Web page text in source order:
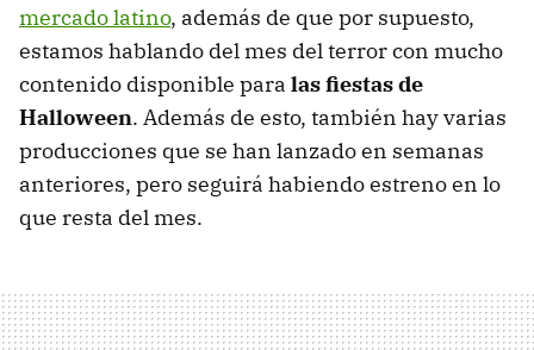
mercado latino, además de que por supuesto,
estamos hablando del mes del terror con mucho
contenido disponible para las fiestas de
Halloween. Además de esto, también hay varias
producciones que se han lanzado en semanas
anteriores, pero seguirá habiendo estreno en lo
que resta del mes.